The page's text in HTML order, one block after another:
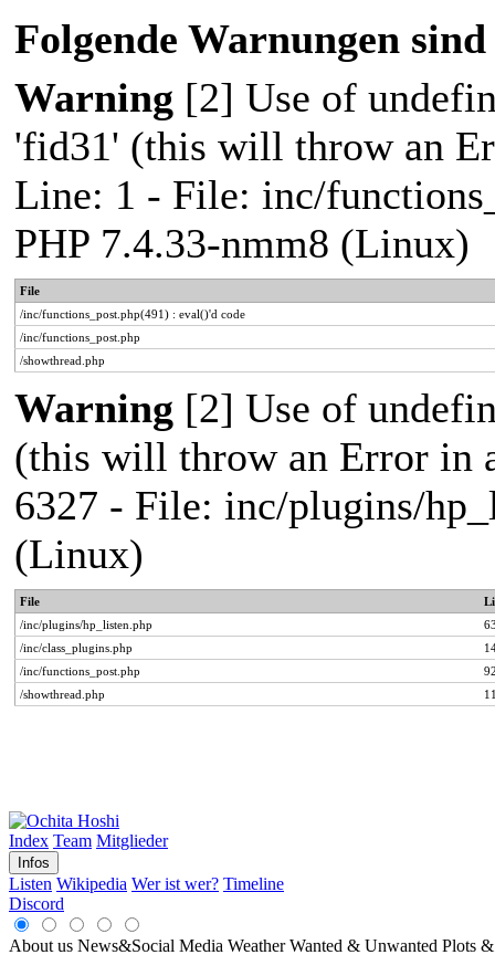
Folgende Warnungen
Warning [2] Use of
'fid31' (this will throw an
Line: 1 - File: inc/
PHP 7.4.33-nmm8 (Linux)
File
/inc/functions_post.php(491) : eval()'d code
/inc/functions_post.php
/showthread.php
Warning [2] Use of
(this will throw an Error in
6327 - File: inc/plugins/
(Linux)
File
/inc/plugins/hp_listen.php
/inc/class_plugins.php
/inc/functions_post.php
/showthread.php
Index Team Mitglieder
Infos
Listen Wikipedia Wer ist wer? Timeline
Discord
About us News&Social Media Weather Wanted & Unwanted Plots